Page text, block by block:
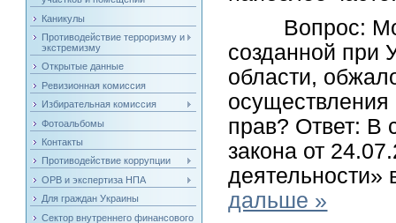
Каникулы
Противодействие терроризму и
экстремизму
Открытые данные
Ревизионная комиссия
Избирательная комиссия
Фотоальбомы
Контакты
Противодействие коррупции
ОРВ и экспертиза НПА
Для граждан Украины
Сектор внутреннего финансового
Вопрос:
созданной при
области,
осуществления
прав? Ответ: В
закона от
дальше »